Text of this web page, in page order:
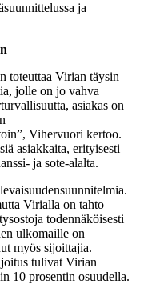
ja
toteuttaa Virian täysin
jolle on jo vahva
asiakas on
Vihervuori kertoo.
asiakkaita, erityisesti
ja sote-alalta.
Virialla on tahto
todennäköisesti
ulkomaille on
myös sijoittajia.
tulivat Virian
10 prosentin osuudella.